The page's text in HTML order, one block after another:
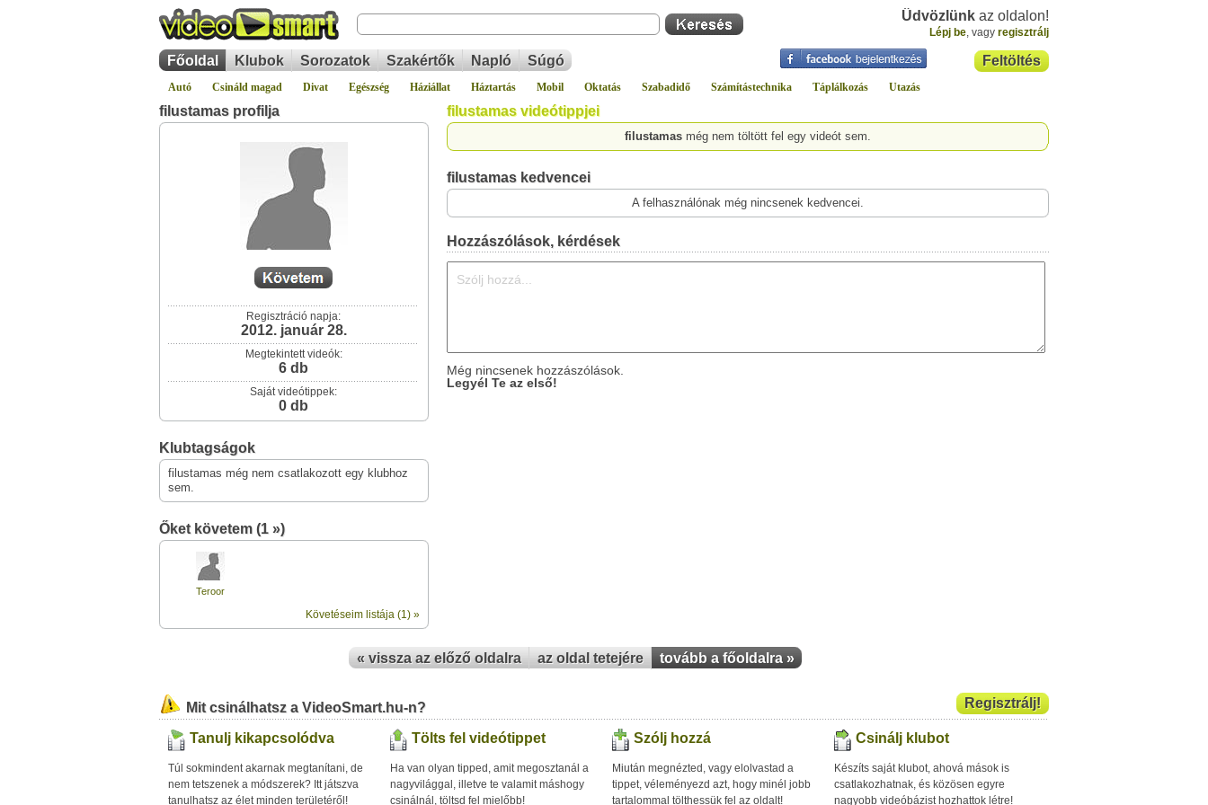
Üdvözlünk az oldalon!
Lépj be, vagy regisztrálj
Feltöltés
Főoldal Klubok Sorozatok Szakértők Napló Súgó
Autó Csináld magad Divat Egészség Háziállat Háztartás Mobil Oktatás Szabadidő Számítástechnika Táplálkozás Utazás
filustamas profilja
Regisztráció napja:
2012. január 28.
Megtekintett videók:
6 db
Saját videótippek:
0 db
Klubtagságok
filustamas még nem csatlakozott egy klubhoz
sem.
Őket követem (1 »)
Teroor
Követéseim listája (1) »
filustamas videótippjei
filustamas még nem töltött fel egy videót sem.
filustamas kedvencei
A felhasználónak még nincsenek kedvencei.
Hozzászólások, kérdések
Még nincsenek hozzászólások.
Legyél Te az első!
« vissza az előző oldalra az oldal tetejére tovább a főoldalra »
Regisztrálj!
Mit csinálhatsz a VideoSmart.hu-n?
Tanulj kikapcsolódva
Túl sokmindent akarnak megtanítani, de
nem tetszenek a módszerek? Itt játszva
tanulhatsz az élet minden területéről!
Tölts fel videótippet
Ha van olyan tipped, amit megosztanál a
nagyvilággal, illetve te valamit máshogy
csinálnál, töltsd fel mielőbb!
Szólj hozzá
Miután megnézted, vagy elolvastad a
tippet, véleményezd azt, hogy minél jobb
tartalommal tölthessük fel az oldalt!
Csinálj klubot
Készíts saját klubot, ahová mások is
csatlakozhatnak, és közösen egyre
nagyobb videóbázist hozhattok létre!